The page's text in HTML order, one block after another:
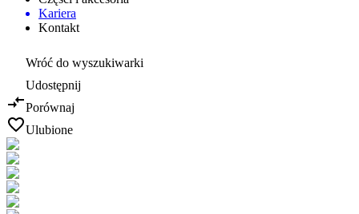
Kariera
Kontakt
Wróć do wyszukiwarki
Udostępnij
Porównaj
Ulubione